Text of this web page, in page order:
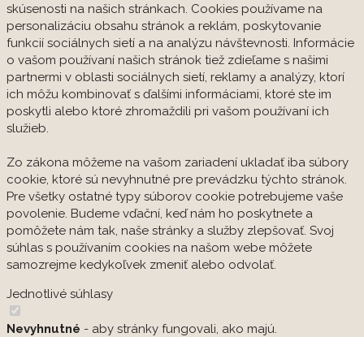
skúsenosti na našich stránkach. Cookies používame na
personalizáciu obsahu stránok a reklám, poskytovanie
funkcií sociálnych sietí a na analýzu návštevnosti. Informácie
o vašom používaní našich stránok tiež zdieľame s našimi
partnermi v oblasti sociálnych sietí, reklamy a analýzy, ktorí
ich môžu kombinovať s ďalšími informáciami, ktoré ste im
poskytli alebo ktoré zhromaždili pri vašom používaní ich
služieb.
Zo zákona môžeme na vašom zariadení ukladať iba súbory
cookie, ktoré sú nevyhnutné pre prevádzku týchto stránok.
Pre všetky ostatné typy súborov cookie potrebujeme vaše
povolenie. Budeme vďační, keď nám ho poskytnete a
pomôžete nám tak, naše stránky a služby zlepšovať. Svoj
súhlas s používaním cookies na našom webe môžete
samozrejme kedykoľvek zmeniť alebo odvolať.
Jednotlivé súhlasy
Nevyhnutné - aby stránky fungovali, ako majú.